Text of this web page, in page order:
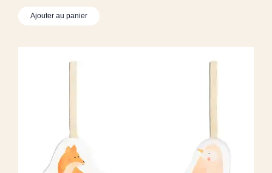
Ajouter au panier